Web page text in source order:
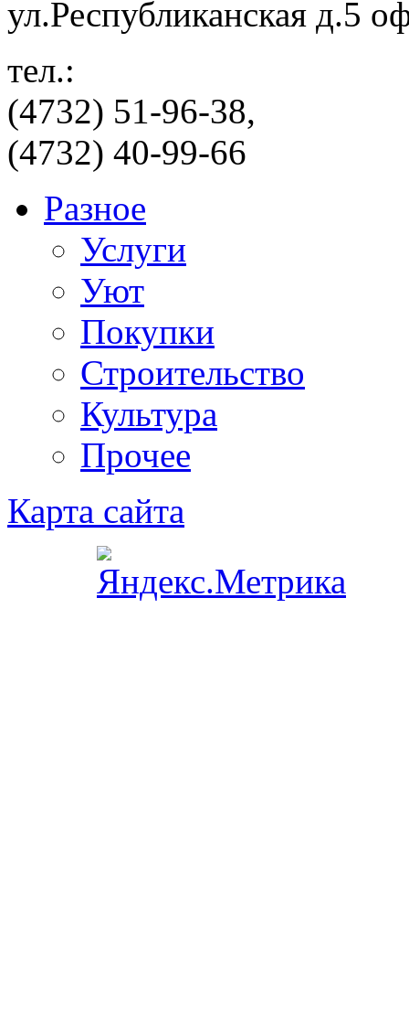
ул.Республиканская д.5
тел.:
(4732) 51-96-38,
(4732) 40-99-66
Разное
Услуги
Уют
Покупки
Строительство
Культура
Прочее
Карта сайта